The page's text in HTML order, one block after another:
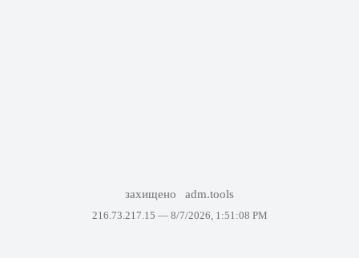
захищено adm.tools
216.73.217.15 — 8/7/2026, 1:51:08 PM